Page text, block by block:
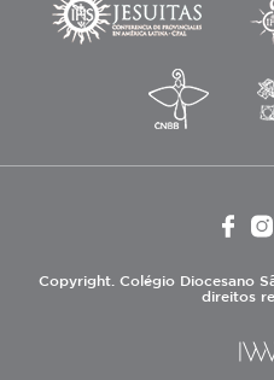
Copyright. Colégio Diocesano
direitos